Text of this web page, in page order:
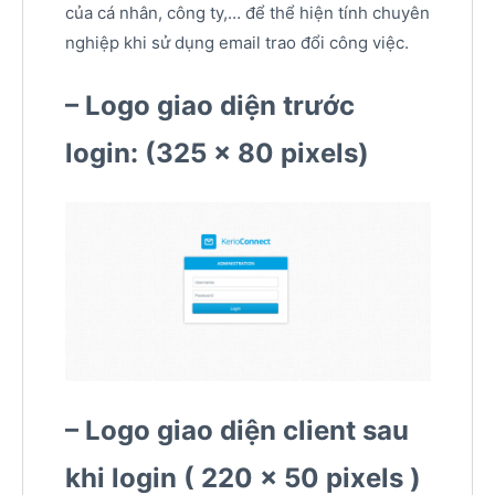
của cá nhân, công ty,… để thể hiện tính chuyên
nghiệp khi sử dụng email trao đổi công việc.
– Logo giao diện trước
login: (325 x 80 pixels)
– Logo giao diện client sau
khi login ( 220 x 50 pixels )